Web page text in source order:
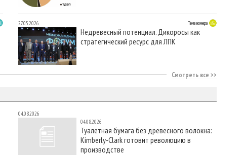
27.05.2026 Тема номера
Недревесный потенциал. Дикоросы как
стратегический ресурс для ЛПК
Смотреть все
04.08.2026
04.08.2026
Туалетная бумага без древесного волокна:
Kimberly-Clark готовит революцию в
производстве